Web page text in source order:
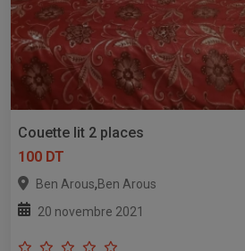
Couette lit 2 places
100 DT
Ben Arous,Ben Arous
20 novembre 2021